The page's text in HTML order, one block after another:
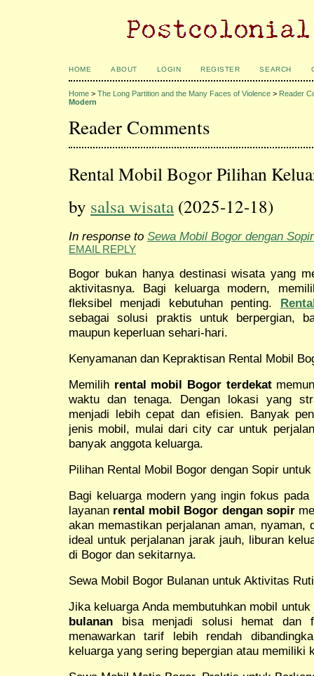
HOME ABOUT LOGIN REGISTER SEARCH
Home > The Long Partition and the Many Faces of Violence > Reader
Modern
Reader Comments
Rental Mobil Bogor Pilihan
by salsa wisata (2025-12-18)
In response to Sewa Mobil Bogor dengan
EMAIL REPLY
Bogor bukan hanya destinasi wisata yang
aktivitasnya. Bagi keluarga modern,
fleksibel menjadi kebutuhan penting.
sebagai solusi praktis untuk berpergian,
maupun keperluan sehari-hari.
Kenyamanan dan Kepraktisan Rental Mobil
Memilih rental mobil Bogor terdekat
waktu dan tenaga. Dengan lokasi yang
menjadi lebih cepat dan efisien. Banyak
jenis mobil, mulai dari city car untuk
banyak anggota keluarga.
Pilihan Rental Mobil Bogor dengan Sopir
Bagi keluarga modern yang ingin fokus
layanan rental mobil Bogor dengan sopir
akan memastikan perjalanan aman, nyaman,
ideal untuk perjalanan jarak jauh, liburan
di Bogor dan sekitarnya.
Sewa Mobil Bogor Bulanan untuk Aktivitas
Jika keluarga Anda membutuhkan mobil
bulanan bisa menjadi solusi hemat dan
menawarkan tarif lebih rendah
keluarga yang sering bepergian atau memiliki